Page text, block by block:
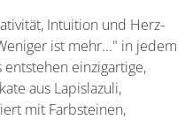
Intuition und Herz-
ist mehr..." in jedem
einzigartige,
aus Lapislazuli,
mit Farbsteinen,